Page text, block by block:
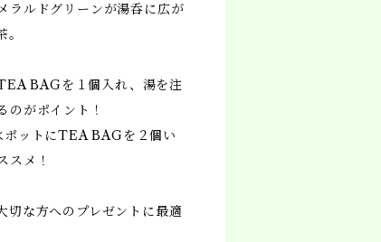
ラルドグリーンが湯呑に広が
BAGを１個入れ、湯を注
のがポイント！
ットにTEA BAGを２個い
スメ！
切な方へのプレゼントに最適